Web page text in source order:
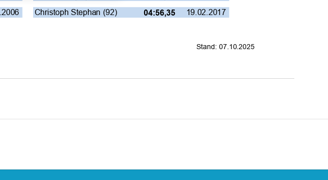
Christoph Stephan (92) 04:56,35 19.02.2017
Stand: 07.10.2025